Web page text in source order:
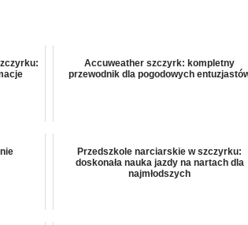
Accuweather szczyrk: kompletny
przewodnik dla pogodowych
Przedszkole narciarskie w szczyrku:
doskonała nauka jazdy na nartach dla
najmłodszych